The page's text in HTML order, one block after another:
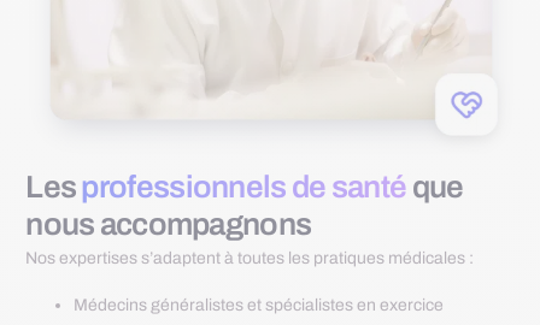
Lesprofessionnels de santé que
nous accompagnons
Nos expertises s’adaptent à toutes les pratiques médicales :
Médecins généralistes et spécialistes en exercice